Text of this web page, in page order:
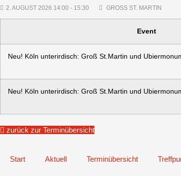
2. AUGUST 2026 14:00 - 15:30 GROSS ST. MARTIN
Event
Neu! Köln unterirdisch: Groß St.Martin und
Neu! Köln unterirdisch: Groß St.Martin und
zurück zur Terminübersicht
Start Aktuell Terminübersicht